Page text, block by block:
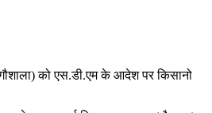
को एस.डी.एम के आदेश पर किसानो